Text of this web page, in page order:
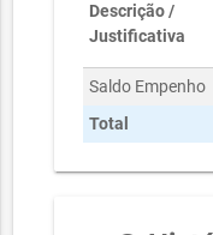
Descrição /
Justificativa
Saldo Empenho
Total